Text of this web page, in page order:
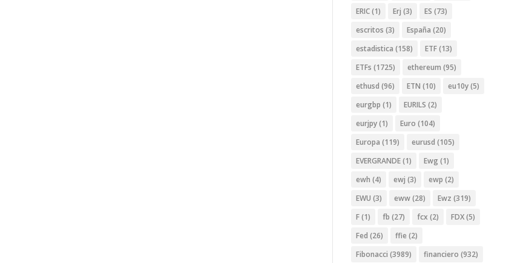
ERIC(1) Erj (3) ES (73)
escritos (3) España (20)
estadistica (158) ETF(13)
ETFs (1725) ethereum (95)
ethusd (96) ETN (10) eu10y(5)
eurgbp (1) EURILS (2)
eurjpy(1) Euro (104)
Europa (119) eurusd (105)
EVERGRANDE(1) Ewg (1)
ewh (4) ewj (3) ewp (2)
EWU (3) eww(28) Ewz (319)
F(1) fb (27) fcx (2) FDX(5)
Fed (26) ffie (2)
Fibonacci (3989) financiero (932)